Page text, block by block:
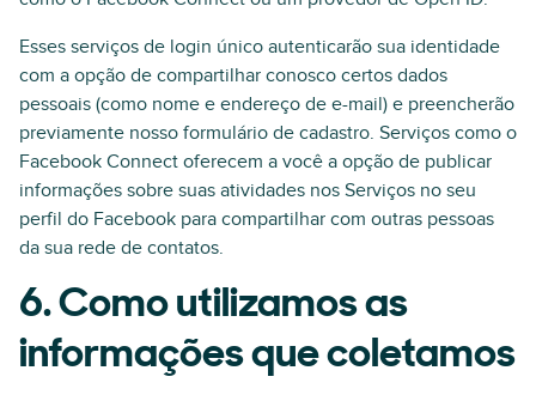
Esses serviços de login único autenticarão sua identidade
com a opção de compartilhar conosco certos dados
pessoais (como nome e endereço de e-mail) e preencherão
previamente nosso formulário de cadastro. Serviços como o
Facebook Connect oferecem a você a opção de publicar
informações sobre suas atividades nos Serviços no seu
perfil do Facebook para compartilhar com outras pessoas
da sua rede de contatos.
6. Como utilizamos as
informações que coletamos